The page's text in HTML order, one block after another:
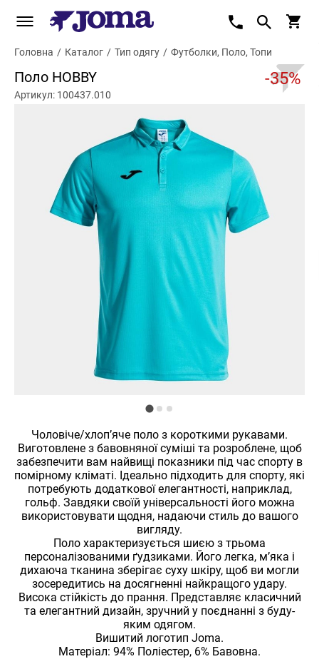
Головна / Каталог / Тип одягу / Футболки, Поло, Топи
Поло HOBBY -35%
Артикул: 100437.010
Чоловіче/хлопʼяче поло з короткими рукавами.
Виготовлене з бавовняної суміші та розроблене, щоб
забезпечити вам найвищі показники під час спорту в
помірному кліматі. Ідеально підходить для спорту, які
потребують додаткової елегантності, наприклад,
гольф. Завдяки своїй універсальності його можна
використовувати щодня, надаючи стиль до вашого
вигляду.
Поло характеризується шиєю з трьома
персоналізованими ґудзиками. Його легка, м’яка і
дихаюча тканина зберігає суху шкіру, щоб ви могли
зосередитись на досягненні найкращого удару.
Висока стійкість до прання. Представляє класичний
та елегантний дизайн, зручний у поєднанні з буду-
яким одягом.
Вишитий логотип Joma.
Матеріал: 94% Поліестер, 6% Бавовна.